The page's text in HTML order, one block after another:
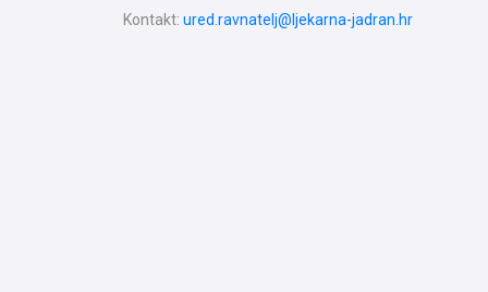
Kontakt: ured.ravnatelj@ljekarna-jadran.hr